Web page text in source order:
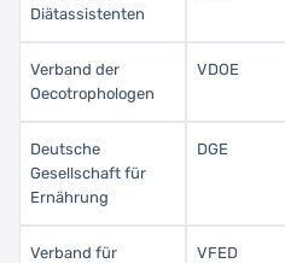
Diätassistenten
Verband der
Oecotrophologen
VDOE
Deutsche
Gesellschaft für
Ernährung
DGE
Verband für
VFED